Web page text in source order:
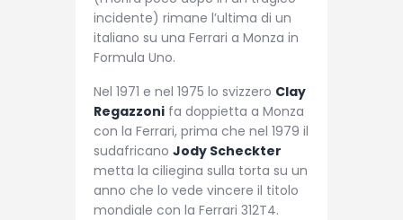
incidente) rimane l’ultima di un
italiano su una Ferrari a Monza in
Formula Uno.
Nel 1971 e nel 1975 lo svizzero Clay
Regazzoni fa doppietta a Monza
con la Ferrari, prima che nel 1979 il
sudafricano Jody Scheckter
metta la ciliegina sulla torta su un
anno che lo vede vincere il titolo
mondiale con la Ferrari 312T4.